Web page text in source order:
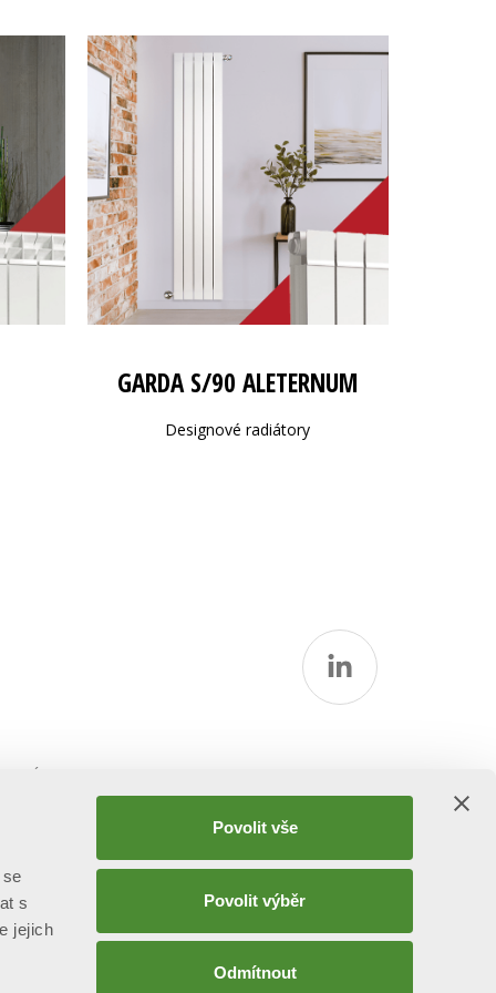
s
jejich
Povolit vše
Povolit výběr
Odmítnout
GARDA S/90 ALETERNUM
Designové radiátory